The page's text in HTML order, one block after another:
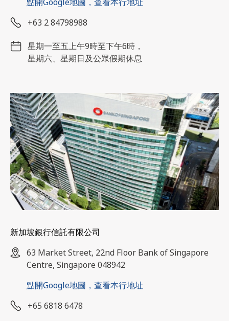
+63 2 84798988
星期一至五上午9時至下午6時，
星期六、星期日及公眾假期休息
新加坡銀行信託有限公司
63 Market Street, 22nd Floor Bank of Singapore
Centre, Singapore 048942
點開Google地圖，查看本行地址
+65 6818 6478